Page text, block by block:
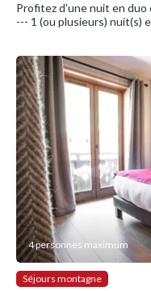
Profitez d'une nuit en
--- 1 (ou plusieurs) nuit(s)
4 personnes maximum
Séjours montagne